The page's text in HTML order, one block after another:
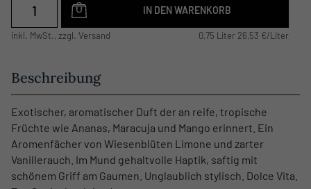
IN DEN WARENKORB
inkl. MwSt., zzgl. Versand 0,75 Liter 26,53 €/Liter
Beschreibung
Exotischer, aromatischer Duft der an reife, tropische
Früchte wie Ananas, Maracuja und Mango erinnert. Ein
Aromenfächer von Wiesenblüten Limone und zarter
Vanillerauch. Im Mund gehaltvolle Haptik, saftig mit
schönem Griff am Gaumen. Unglaublich stylisch. Dolce Vita.